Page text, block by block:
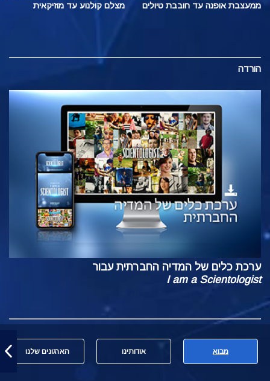
ממעצבת אופנה עד חובבת טיולים מצלם קולנוע עד מוזיקאית
הורדה
ערכת כלים של המדיה החברתית עבור
I am a Scientologist
מבוא אודותינו הארגונים שלנו